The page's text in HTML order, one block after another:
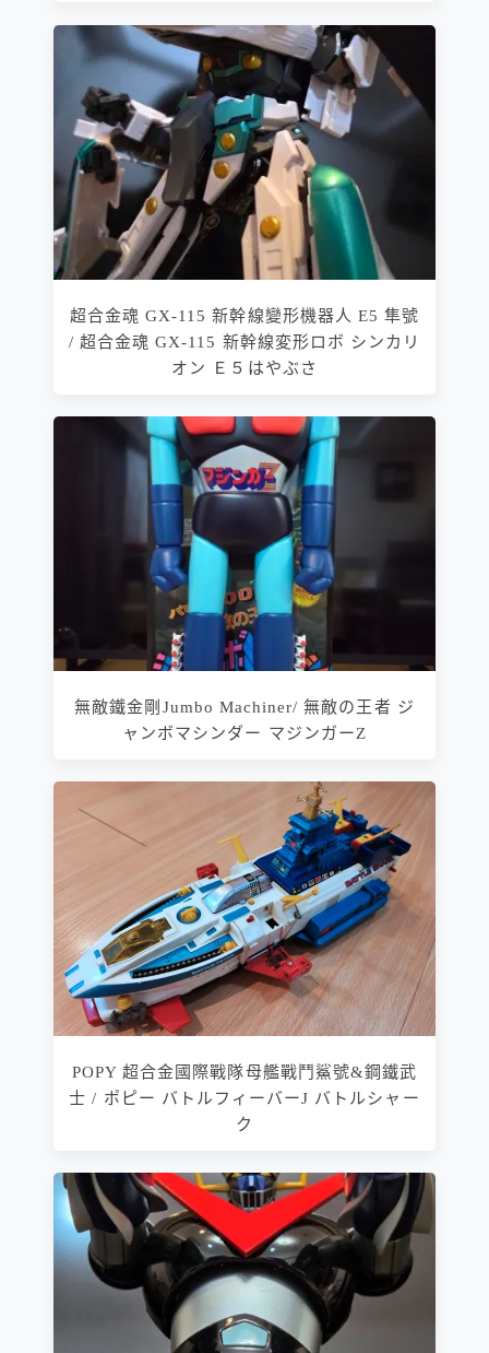
超合金魂 GX-115 新幹線變形機器人 E5 隼號
/ 超合金魂 GX-115 新幹線変形ロボ シンカリ
オン Ｅ５はやぶさ
無敵鐵金剛Jumbo Machiner/ 無敵の王者 ジ
ャンボマシンダー マジンガーZ
POPY 超合金國際戰隊母艦戰鬥鯊號&鋼鐵武
士 / ポピー バトルフィーバーJ バトルシャー
ク